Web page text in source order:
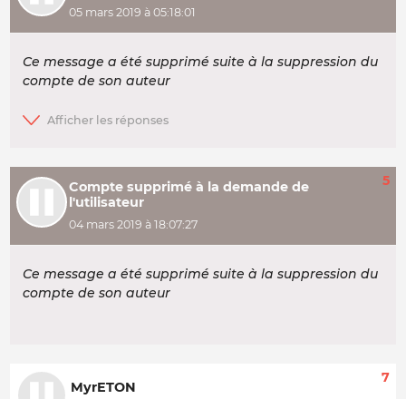
05 mars 2019 à 05:18:01
Ce message a été supprimé suite à la suppression du
compte de son auteur
Compte supprimé à la demande de
l'utilisateur
04 mars 2019 à 18:07:27
5
Ce message a été supprimé suite à la suppression du
compte de son auteur
MyrETON
7